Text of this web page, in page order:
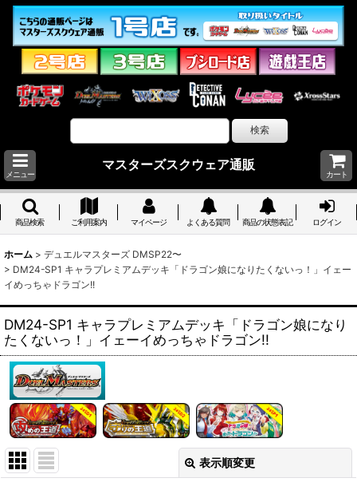
メニュー
マスターズスクウェア通販
カート
商品検索 ご利用案内 マイページ よくある質問 商品の状態表記 ログイン
ホーム > デュエルマスターズ DMSP22〜
> DM24-SP1 キャラプレミアムデッキ「ドラゴン娘になりたくないっ！」イェー
イめっちゃドラゴン!!
DM24-SP1 キャラプレミアムデッキ「ドラゴン娘になり
たくないっ！」イェーイめっちゃドラゴン!!
表示順変更